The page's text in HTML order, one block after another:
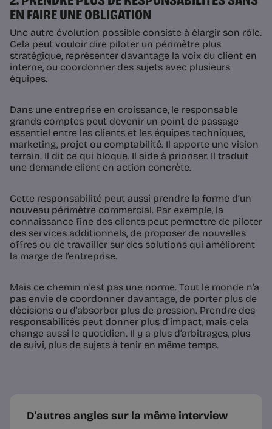
EN FAIRE UNE OBLIGATION
Une autre évolution possible consiste à élargir son rôle.
Cela peut vouloir dire piloter un périmètre plus
stratégique, représenter davantage la voix du client en
interne, ou coordonner des sujets avec plusieurs
équipes.
Dans une entreprise en croissance, le responsable
grands comptes peut devenir un point de passage
essentiel entre les clients et les équipes techniques,
marketing, projet ou comptabilité. Il apporte une vision
terrain. Il dit ce qui bloque. Il aide à prioriser. Il traduit
une demande client en action concrète.
Cette responsabilité peut aussi prendre la forme d’un
nouveau périmètre commercial. Par exemple, la
connaissance fine des clients peut permettre de piloter
des services additionnels, de proposer de nouvelles
offres ou de travailler sur des solutions qui améliorent
la marge de l’entreprise.
Mais ce chemin n’est pas une norme. Tout le monde n’a
pas envie de coordonner davantage, de porter plus de
décisions ou d’absorber plus de pression. Prendre des
responsabilités peut donner plus d’impact, mais cela
change aussi le quotidien. Il y a plus d’arbitrages, plus
de suivi, plus de sujets à tenir en même temps.
D'autres angles sur la même interview